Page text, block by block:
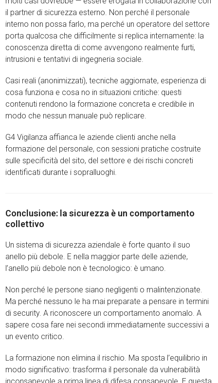
il partner di sicurezza esterno. Non perché il personale
interno non possa farlo, ma perché un operatore del settore
porta qualcosa che difficilmente si replica internamente: la
conoscenza diretta di come avvengono realmente furti,
intrusioni e tentativi di ingegneria sociale.
Casi reali (anonimizzati), tecniche aggiornate, esperienza di
cosa funziona e cosa no in situazioni critiche: questi
contenuti rendono la formazione concreta e credibile in
modo che nessun manuale può replicare.
G4 Vigilanza affianca le aziende clienti anche nella
formazione del personale, con sessioni pratiche costruite
sulle specificità del sito, del settore e dei rischi concreti
identificati durante i sopralluoghi.
Conclusione: la sicurezza è un comportamento
collettivo
Un sistema di sicurezza aziendale è forte quanto il suo
anello più debole. E nella maggior parte delle aziende,
l’anello più debole non è tecnologico: è umano.
Non perché le persone siano negligenti o malintenzionate.
Ma perché nessuno le ha mai preparate a pensare in termini
di security. A riconoscere un comportamento anomalo. A
sapere cosa fare nei secondi immediatamente successivi a
un evento critico.
La formazione non elimina il rischio. Ma sposta l’equilibrio in
modo significativo: trasforma il personale da vulnerabilità